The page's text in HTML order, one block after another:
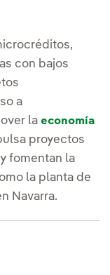
con bajos
a
la economía
proyectos
fomentan la
la planta de
Navarra.